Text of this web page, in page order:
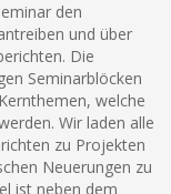
den
und über
Die
Seminarblöcken
welche
Wir laden alle
zu Projekten
Neuerungen zu
ist neben dem